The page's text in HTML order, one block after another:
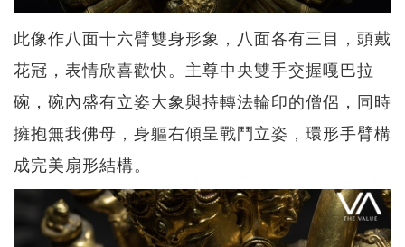
此像作八面十六臂雙身形象，八面各有三目，頭戴
花冠，表情欣喜歡快。主尊中央雙手交握嘎巴拉
碗，碗內盛有立姿大象與持轉法輪印的僧侶，同時
擁抱無我佛母，身軀右傾呈戰鬥立姿，環形手臂構
成完美扇形結構。